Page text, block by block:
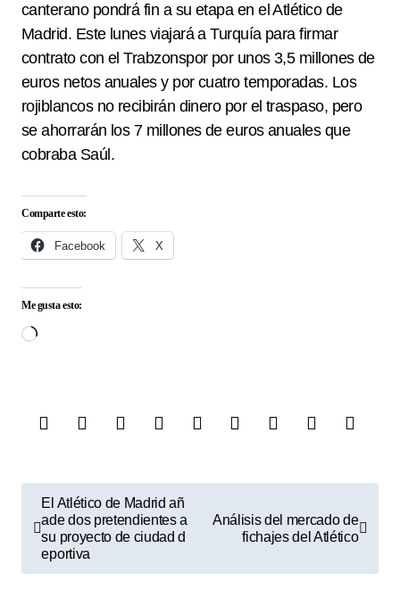
canterano pondrá fin a su etapa en el Atlético de
Madrid. Este lunes viajará a Turquía para firmar
contrato con el Trabzonspor por unos 3,5 millones de
euros netos anuales y por cuatro temporadas. Los
rojiblancos no recibirán dinero por el traspaso, pero
se ahorrarán los 7 millones de euros anuales que
cobraba Saúl.
Comparte esto:
Facebook X
Me gusta esto:
Cargando...
El Atlético de Madrid añ
ade dos pretendientes a
su proyecto de ciudad d
eportiva
Análisis del mercado de
fichajes del Atlético